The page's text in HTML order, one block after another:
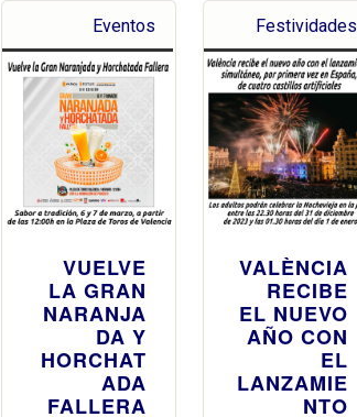
Eventos
VUELVE
LA GRAN
NARANJA
DA Y
HORCHAT
ADA
FALLERA
Festividades
VALÈNCIA
RECIBE
EL NUEVO
AÑO CON
EL
LANZAMIE
NTO